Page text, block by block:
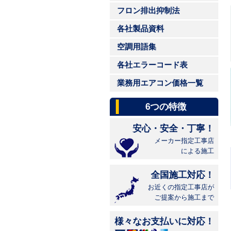
フロン排出抑制法
各社製品資料
空調用語集
各社エラーコード表
業務用エアコン価格一覧
6つの特徴
安心・安全・丁寧！
メーカー指定工事店
による施工
全国施工対応！
お近くの指定工事店が
ご提案から施工まで
様々なお支払いに対応！